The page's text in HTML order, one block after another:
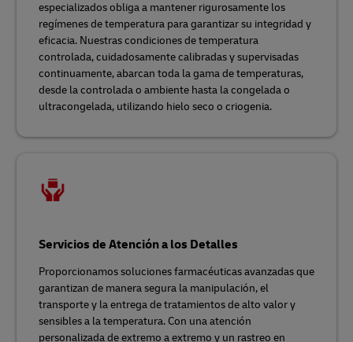
especializados obliga a mantener rigurosamente los
regímenes de temperatura para garantizar su integridad y
eficacia. Nuestras condiciones de temperatura
controlada, cuidadosamente calibradas y supervisadas
continuamente, abarcan toda la gama de temperaturas,
desde la controlada o ambiente hasta la congelada o
ultracongelada, utilizando hielo seco o criogenia.
Servicios de Atención a los Detalles
Proporcionamos soluciones farmacéuticas avanzadas que
garantizan de manera segura la manipulación, el
transporte y la entrega de tratamientos de alto valor y
sensibles a la temperatura. Con una atención
personalizada de extremo a extremo y un rastreo en